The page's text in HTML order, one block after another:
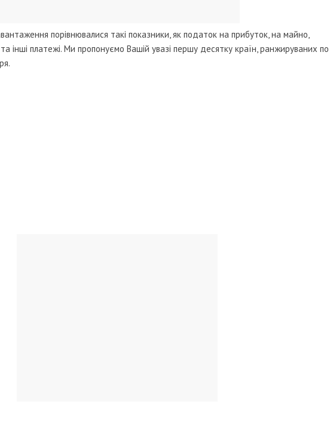
порівнювалися такі показники, як податок на прибуток, на майно,
інші платежі. Ми пропонуємо Вашій увазі першу десятку країн, ранжируваних по